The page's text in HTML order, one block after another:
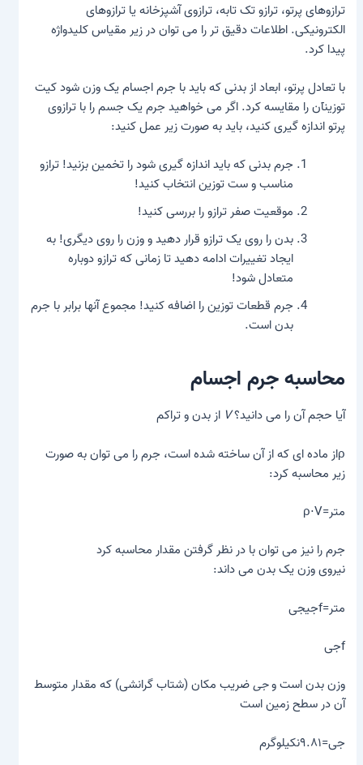
ترازوهای پرتو،ترازو تک تابه،ترازوی آشپزخانهیاترازوهای
الکترونیکی. اطلاعات دقیق تر را می توان در زیر مقیاس کلیدواژه
پیدا کرد.
با تعادل پرتو،ابعاداز بدنی که باید با جرم اجسام یک وزن شودکیت
توزینآن را مقایسه کرد. اگر می خواهید جرم یک جسم را با ترازوی
پرتو اندازه گیری کنید، باید به صورت زیر عمل کنید:
جرم بدنی که باید اندازه گیری شود را تخمین بزنید! ترازو
مناسب و ست توزین انتخاب کنید!
موقعیت صفر ترازو را بررسی کنید!
بدن را روی یک ترازو قرار دهید و وزن را روی دیگری! به
ایجاد تغییرات ادامه دهید تا زمانی که ترازو دوباره
متعادل شود!
جرم قطعات توزین را اضافه کنید! مجموع آنها برابر با جرم
بدن است.
محاسبه جرم اجسام
آیا حجم آن را می دانید؟V از بدن و تراکم
ρاز ماده ای که از آن ساخته شده است، جرم را می توان به صورت
زیر محاسبه کرد:
متر=ρ⋅V
جرم را نیز می توان با در نظر گرفتن مقدار محاسبه کرد
نیروی وزنیک بدن می داند:
متر=fجیجی
fجی
وزن بدن است وجیضریب مکان (شتاب گرانشی) که مقدار متوسط ​​
آن در سطح زمین است
جی=۹.۸۱نکیلوگرم